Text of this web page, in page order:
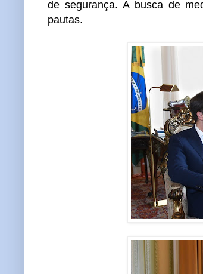
de segurança. A busca de
pautas.